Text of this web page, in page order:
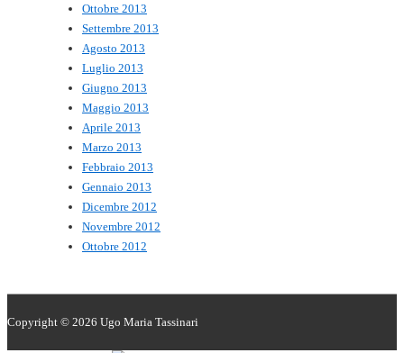
Ottobre 2013
Settembre 2013
Agosto 2013
Luglio 2013
Giugno 2013
Maggio 2013
Aprile 2013
Marzo 2013
Febbraio 2013
Gennaio 2013
Dicembre 2012
Novembre 2012
Ottobre 2012
Copyright © 2026 Ugo Maria Tassinari